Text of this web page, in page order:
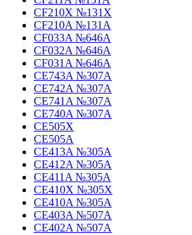
CF210X №131X
CF210A №131A
CF033A №646A
CF032A №646A
CF031A №646A
CE743A №307A
CE742A №307A
CE741A №307A
CE740A №307A
CE505X
CE505A
CE413A №305A
CE412A №305A
CE411A №305A
CE410X №305X
CE410A №305A
CE403A №507A
CE402A №507A